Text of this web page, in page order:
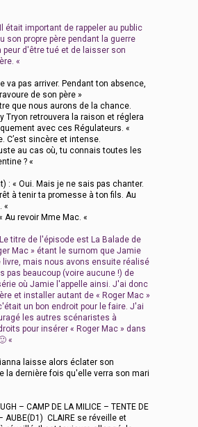
était important de rappeler au public
son propre père pendant la guerre
peur d'être tué et de laisser son
«
va pas arriver. Pendant ton absence,
de son père »
que nous aurons de la chance.
Tryon retrouvera la raison et réglera
avec ces Régulateurs. «
C’est sincère et intense.
au cas où, tu connais toutes les
? «
: « Oui. Mais je ne sais pas chanter.
à tenir ta promesse à ton fils. Au
«
Au revoir Mme Mac. «
titre de l'épisode est La Balade de
Mac » étant le surnom que Jamie
livre, mais nous avons ensuite réalisé
pas beaucoup (voire aucune !) de
où Jamie l'appelle ainsi. J'ai donc
et installer autant de « Roger Mac »
un bon endroit pour le faire. J'ai
les autres scénaristes à
pour insérer « Roger Mac » dans
«
laisse alors éclater son
la dernière fois qu'elle verra son mari
– CAMP DE LA MILICE – TENTE DE
AUBE(D1) CLAIRE se réveille et